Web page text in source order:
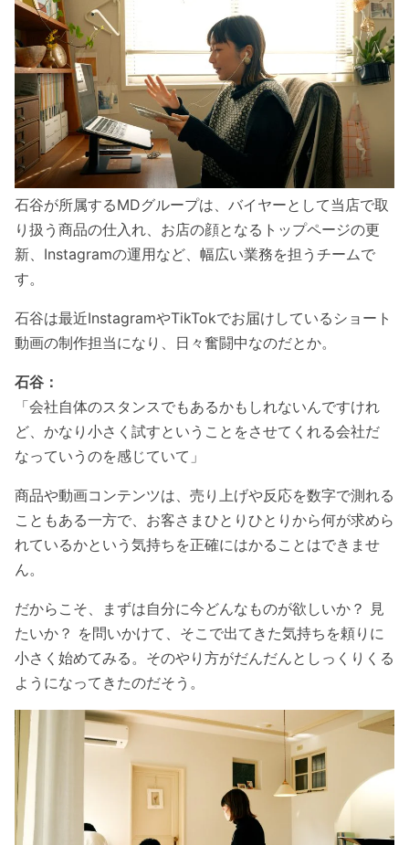
石谷が所属するMDグループは、バイヤーとして当店で取
り扱う商品の仕入れ、お店の顔となるトップページの更
新、Instagramの運用など、幅広い業務を担うチームで
す。
石谷は最近InstagramやTikTokでお届けしているショート
動画の制作担当になり、日々奮闘中なのだとか。
石谷：
「会社自体のスタンスでもあるかもしれないんですけれ
ど、かなり小さく試すということをさせてくれる会社だ
なっていうのを感じていて 」
商品や動画コンテンツは、売り上げや反応を数字で測れる
こともある一方で、お客さまひとりひとりから何が求めら
れているかという気持ちを正確にはかることはできませ
ん。
だからこそ、まずは自分に今どんなものが欲しいか？ 見
たいか？ を問いかけて、そこで出てきた気持ちを頼りに
小さく始めてみる。そのやり方がだんだんとしっくりくる
ようになってきたのだそう。